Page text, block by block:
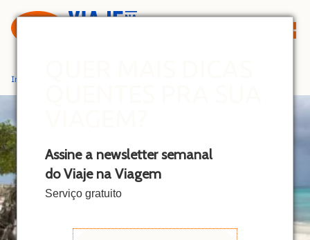
Assine a newsletter semanal
do Viaje na Viagem
Serviço gratuito
o
n
t
e
n
t
Início